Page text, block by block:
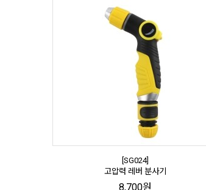
[SG024]
고압력 레버 분사기
8,700원